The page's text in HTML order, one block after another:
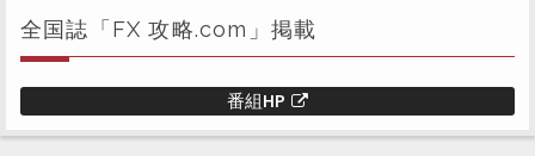
全国誌「FX 攻略.com」掲載
番組HP